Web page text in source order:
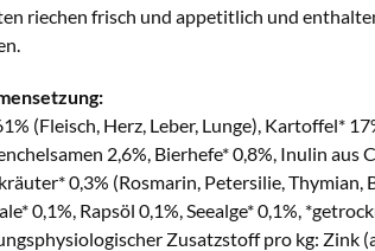
riechen frisch und appetitlich und
(Fleisch, Herz, Leber, Lunge), Kartoffel*
2,6%, Bierhefe* 0,8%, Inulin
0,3% (Rosmarin, Petersilie, Thymian,
0,1%, Rapsöl 0,1%, Seealge* 0,1%,
Zusatzstoff pro kg: Zink